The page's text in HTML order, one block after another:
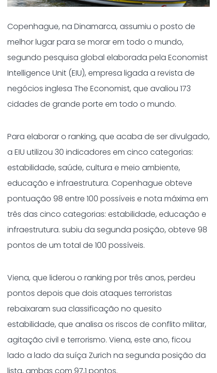
Copenhague, na Dinamarca, assumiu o posto de
melhor lugar para se morar em todo o mundo,
segundo pesquisa global elaborada pela Economist
Intelligence Unit (EIU), empresa ligada a revista de
negócios inglesa The Economist, que avaliou 173
cidades de grande porte em todo o mundo.
Para elaborar o ranking, que acaba de ser divulgado,
a EIU utilizou 30 indicadores em cinco categorias:
estabilidade, saúde, cultura e meio ambiente,
educação e infraestrutura. Copenhague obteve
pontuação 98 entre 100 possíveis e nota máxima em
três das cinco categorias: estabilidade, educação e
infraestrutura. subiu da segunda posição, obteve 98
pontos de um total de 100 possíveis.
Viena, que liderou o ranking por três anos, perdeu
pontos depois que dois ataques terroristas
rebaixaram sua classificação no quesito
estabilidade, que analisa os riscos de conflito militar,
agitação civil e terrorismo. Viena, este ano, ficou
lado a lado da suíça Zurich na segunda posição da